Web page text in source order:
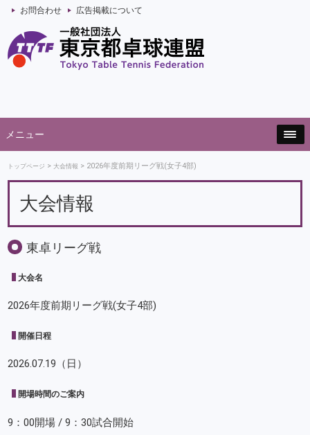
お問合わせ 広告掲載について
メニュー
トップページ 大会情報 2026年度前期リーグ戦(女子4部)
大会情報
東卓リーグ戦
大会名
2026年度前期リーグ戦(女子4部)
開催日程
2026.07.19（日）
開場時間のご案内
9：00開場 / 9：30試合開始